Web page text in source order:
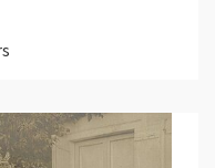
Les vitrines des Archives